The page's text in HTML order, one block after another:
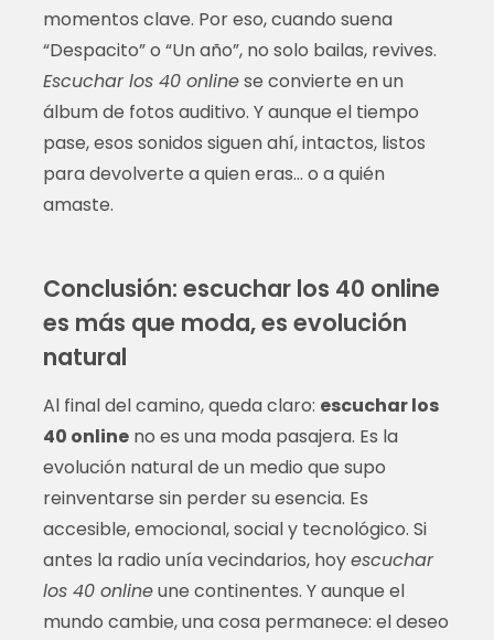
momentos clave. Por eso, cuando suena
“Despacito” o “Un año”, no solo bailas, revives.
Escuchar los 40 onlinese convierte en un
álbum de fotos auditivo. Y aunque el tiempo
pase, esos sonidos siguen ahí, intactos, listos
para devolverte a quien eras… o a quién
amaste.
Conclusión: escuchar los 40 online
es más que moda, es evolución
natural
Al final del camino, queda claro: escuchar los
40 onlineno es una moda pasajera. Es la
evolución natural de un medio que supo
reinventarse sin perder su esencia. Es
accesible, emocional, social y tecnológico. Si
antes la radio unía vecindarios, hoyescuchar
los 40 onlineune continentes. Y aunque el
mundo cambie, una cosa permanece: el deseo